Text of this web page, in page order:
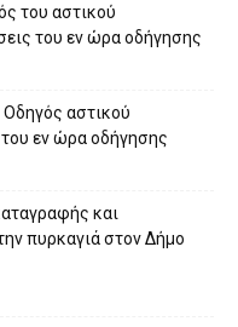
του αστικού
του εν ώρα οδήγησης
αστικού
εν ώρα οδήγησης
και
πυρκαγιά στον Δήμο